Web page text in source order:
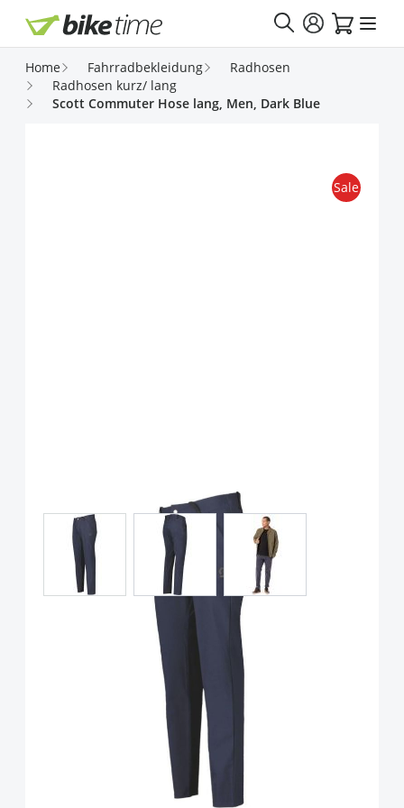
Direkt zum Inhalt
Home Fahrradbekleidung
Radhosen
Radhosen kurz/ lang
Scott Commuter Hose lang, Men, Dark Blue
Scott Commuter Hose lang,
Men, Dark Blue
Sale
View larger imageView larger imageView larger image